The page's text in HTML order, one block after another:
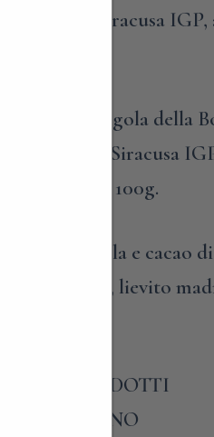
limone di Siracusa
uva fragola della
limone di Siracusa
56g per 100g.
nocciola e cacao
nocciole, lievito
I SUOI PRODOTTI
SOGGIORNO